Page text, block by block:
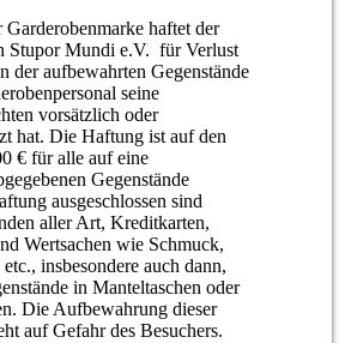
haftet der
Stupor Mundi e.V. für Verlust
der aufbewahrten Gegenstände
seine
vorsätzlich oder
hat. Die Haftung ist auf den
€ für alle auf eine
Gegenstände
ausgeschlossen sind
aller Art, Kreditkarten,
Wertsachen wie Schmuck,
insbesondere auch dann,
in Manteltaschen oder
Die Aufbewahrung dieser
auf Gefahr des Besuchers.